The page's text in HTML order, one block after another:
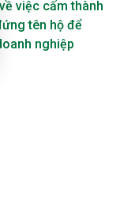
việc cấm thành
tên hộ để
nghiệp